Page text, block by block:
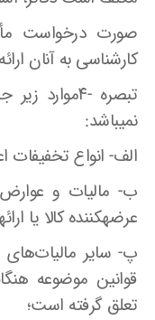
صورت درخواست
کارشناسی به آنان
تبصره -
نمیباشد‌:
الف- انواع تخفیفات
ب- مالیات و
عرضهکننده کالا یا
پ- سایر
قوانین موضوعه
تعلق گرفته است؛